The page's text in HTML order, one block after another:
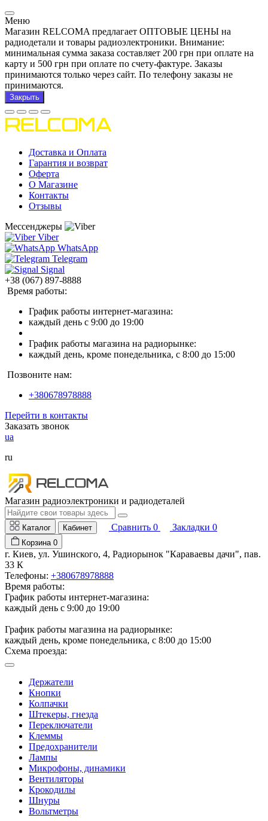
Меню
Магазин RELCOMA предлагает ОПТОВЫЕ ЦЕНЫ на
радиодетали и товары радиоэлектроники. Внимание:
минимальная сумма заказа составляет 200 грн при оплате на
карту и 500 грн при оплате по счету-фактуре. Заказы
принимаются только через сайт. По телефону заказы не
принимаются.
Закрыть
Доставка и Оплата
Гарантия и возврат
Оферта
О Магазине
Контакты
Отзывы
Мессенджеры
Viber
WhatsApp
Telegram
Signal
+38 (067) 897-8888
Время работы:
График работы интернет-магазина:
каждый день с 9:00 до 19:00
График работы магазина на радиорынке:
каждый день, кроме понедельника, с 8:00 до 15:00
Позвоните нам:
+380678978888
Перейти в контакты
Заказать звонок
ua
ru
Магазин радиоэлектроники и радиодеталей
Каталог Кабинет Сравнить 0 Закладки 0
Корзина 0
г. Киев, ул. Ушинского, 4, Радиорынок "Караваевы дачи", пав.
33 К
Телефоны: +380678978888
Время работы:
График работы интернет-магазина:
каждый день с 9:00 до 19:00
График работы магазина на радиорынке:
каждый день, кроме понедельника, с 8:00 до 15:00
Схема проезда:
Держатели
Кнопки
Колпачки
Штекеры, гнезда
Переключатели
Клеммы
Предохранители
Лампы
Микрофоны, динамики
Вентиляторы
Крокодилы
Шнуры
Вольтметры